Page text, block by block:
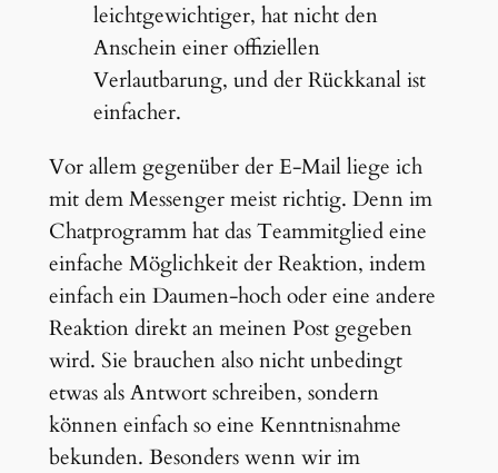
leichtgewichtiger, hat nicht den
Anschein einer offiziellen
Verlautbarung, und der Rückkanal ist
einfacher.
Vor allem gegenüber der E-Mail liege ich
mit dem Messenger meist richtig. Denn im
Chatprogramm hat das Teammitglied eine
einfache Möglichkeit der Reaktion, indem
einfach ein Daumen-hoch oder eine andere
Reaktion direkt an meinen Post gegeben
wird. Sie brauchen also nicht unbedingt
etwas als Antwort schreiben, sondern
können einfach so eine Kenntnisnahme
bekunden. Besonders wenn wir im